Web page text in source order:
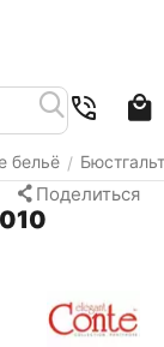
бельё /
Поделиться